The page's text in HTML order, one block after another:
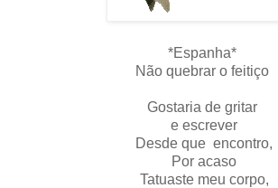
*Espanha*
Não quebrar o feitiço
Gostaria de gritar
e escrever
Desde que encontro,
Por acaso
Tatuaste meu corpo,